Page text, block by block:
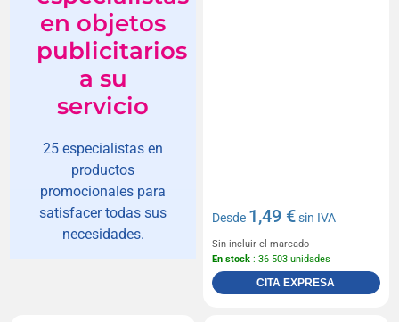
en objetos
publicitarios
a su
servicio
25 especialistas en
productos
promocionales para
satisfacer todas sus
necesidades.
Desde 1,49 €sin IVA
Sin incluir el marcado
En stock : 36 503 unidades
CITA EXPRESA